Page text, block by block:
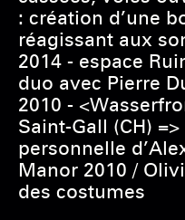
: création d’une
réagissant aux
2014 - espace
duo avec Pierre
2010 -
Saint-Gall (CH)
personnelle
Manor 2010 /
des costumes